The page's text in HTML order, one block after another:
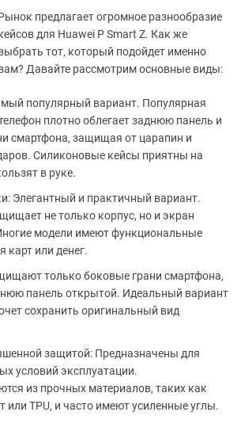
предлагает огромное разнообразие
для Huawei P Smart Z. Как же
тот, который подойдет именно
Давайте рассмотрим основные виды:
популярный вариант. Популярная
плотно облегает заднюю панель и
смартфона, защищая от царапин и
Силиконовые кейсы приятны на
в руке.
Элегантный и практичный вариант.
не только корпус, но и экран
модели имеют функциональные
карт или денег.
только боковые грани смартфона,
панель открытой. Идеальный вариант
сохранить оригинальный вид
защитой: Предназначены для
условий эксплуатации.
из прочных материалов, таких как
или TPU, и часто имеют усиленные углы.